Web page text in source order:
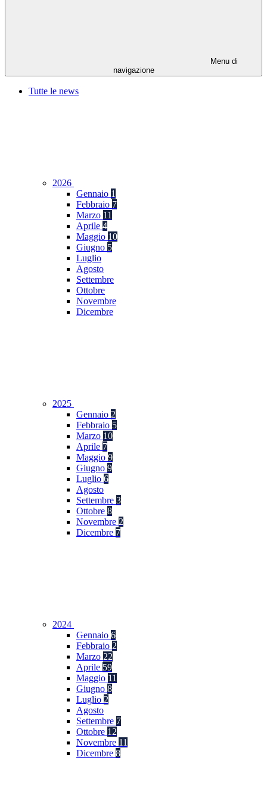
Menu di
navigazione
Tutte le news
2026
Gennaio 1
Febbraio 7
Marzo 11
Aprile 4
Maggio 10
Giugno 5
Luglio
Agosto
Settembre
Ottobre
Novembre
Dicembre
2025
Gennaio 2
Febbraio 5
Marzo 10
Aprile 7
Maggio 9
Giugno 9
Luglio 6
Agosto
Settembre 3
Ottobre 8
Novembre 2
Dicembre 7
2024
Gennaio 6
Febbraio 2
Marzo 22
Aprile 59
Maggio 11
Giugno 8
Luglio 2
Agosto
Settembre 7
Ottobre 12
Novembre 11
Dicembre 8